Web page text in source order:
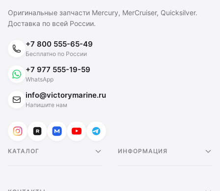
Оригинальные запчасти Mercury, MerCruiser, Quicksilver.
Доставка по всей России.
+7 800 555-65-49
Бесплатно по России
+7 977 555-19-59
WhatsApp
info@victorymarine.ru
Напишите нам
КАТАЛОГ ИНФОРМАЦИЯ